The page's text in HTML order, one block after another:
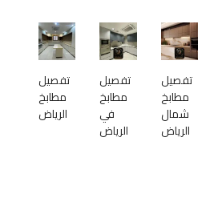
تفصيل
مطابخ
شمال
الرياض
تفصيل
مطابخ
في
الرياض
تفصيل
مطابخ
الرياض